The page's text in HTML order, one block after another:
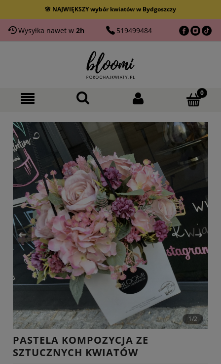
🚚 Dostarczamy do 40 km od Bydgoszczy
Wysyłka nawet w 2h 519499484
1/2
PASTELA KOMPOZYCJA ZE
SZTUCZNYCH KWIATÓW